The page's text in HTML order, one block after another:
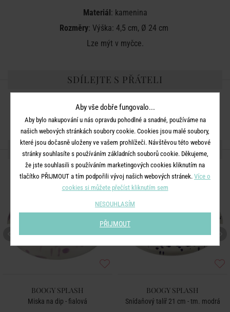
Materiál: kamenina
Rozměry: Výška: 4,5 cm, Ø 24 cm
Lze mýt v myčce.
SDÍLEJTE S PŘÁTELI
DALŠÍ PRODUKTY ZE SÉRIE
BOOGY SPLASH
Miska na dip - fialová
BOOGY SPLASH
Snídaňový talíř 21 cm - tm. modrá
Aby vše dobře fungovalo...
Aby bylo nakupování u nás opravdu pohodlné a snadné, používáme na
našich webových stránkách soubory cookie. Cookies jsou malé soubory,
které jsou dočasně uloženy ve vašem prohlížeči. Návštěvou této webové
stránky souhlasíte s používáním základních souborů cookie. Děkujeme,
že jste souhlasili s používáním marketingových cookies kliknutím na
tlačítko PŘIJMOUT a tím podpořili vývoj našich webových stránek. Více o
cookies si můžete přečíst kliknutím sem
NESOUHLASÍM
PŘIJMOUT